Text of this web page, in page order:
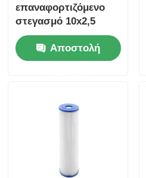
επαναφορτιζόμενο
στεγασμό 10x2,5
ιντσών φίλτρο δοχείο
μέσων Διαμονή για
φίλτρο νερού
Αποστολή